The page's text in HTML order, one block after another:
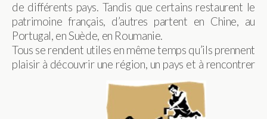
de différents pays. Tandis que certains restaurent le
patrimoine français, d’autres partent en Chine, au
Portugal, en Suède, en Roumanie.
Tous se rendent utiles en même temps qu’ils prennent
plaisir à découvrir une région, un pays et à rencontrer